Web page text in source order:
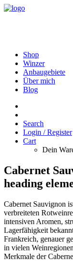
Shop
Winzer
Anbaugebiete
Über mich
Blog
Search
Login / Register
Cart
Dein
Cabernet
heading
Cabernet Sauvignon
verbreiteten
intensiven Aromen,
Lagerfähigkeit
Frankreich, genauer
in vielen
Merkmale der